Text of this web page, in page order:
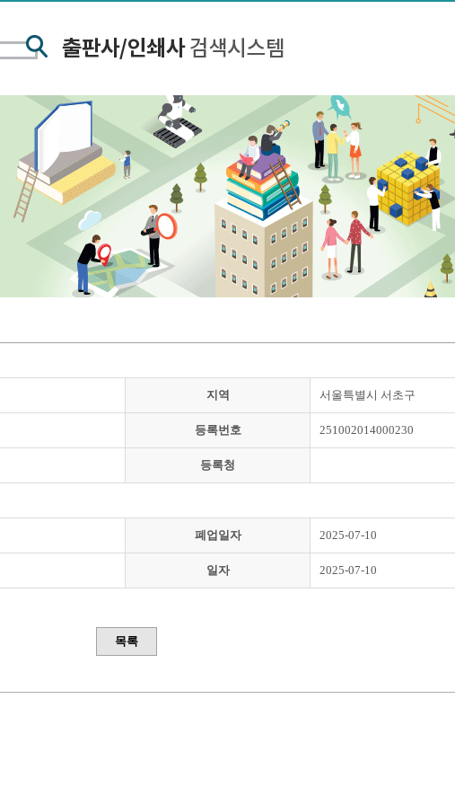
지역 서울특별시 서초구
등록번호 251002014000230
등록청
폐업일자 2025-07-10
일자 2025-07-10
목록